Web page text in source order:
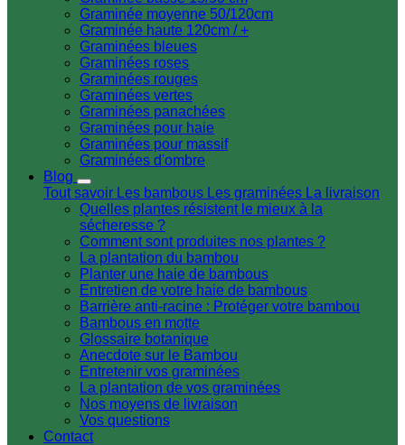
Graminée moyenne 50/120cm
Graminée haute 120cm / +
Graminées bleues
Graminées roses
Graminées rouges
Graminées vertes
Graminées panachées
Graminées pour haie
Graminées pour massif
Graminées d'ombre
Blog
Tout savoir Les bambous Les graminées La livraison
Quelles plantes résistent le mieux à la
sécheresse ?
Comment sont produites nos plantes ?
La plantation du bambou
Planter une haie de bambous
Entretien de votre haie de bambous
Barrière anti-racine : Protéger votre bambou
Bambous en motte
Glossaire botanique
Anecdote sur le Bambou
Entretenir vos graminées
La plantation de vos graminées
Nos moyens de livraison
Vos questions
Contact